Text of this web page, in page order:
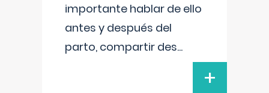
importante hablar de ello
antes y después del
parto, compartir des...
+